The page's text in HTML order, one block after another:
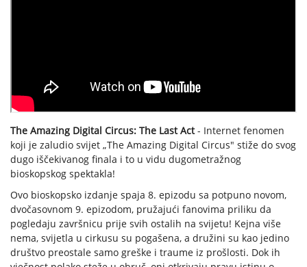
The Amazing Digital Circus: The Last Act- Internet fenomen
koji je zaludio svijet „The Amazing Digital Circus" stiže do svog
dugo iščekivanog finala i to u vidu dugometražnog
bioskopskog spektakla!
Ovo bioskopsko izdanje spaja 8. epizodu sa potpuno novom,
dvočasovnom 9. epizodom, pružajući fanovima priliku da
pogledaju završnicu prije svih ostalih na svijetu! Kejna više
nema, svijetla u cirkusu su pogašena, a družini su kao jedino
društvo preostale samo greške i traume iz prošlosti. Dok ih